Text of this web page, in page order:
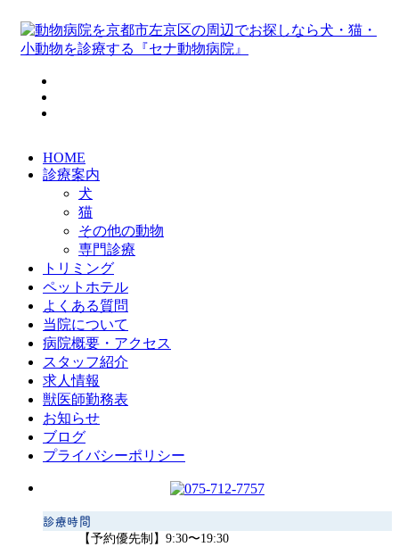
HOME
診療案内
犬
猫
その他の動物
専門診療
トリミング
ペットホテル
よくある質問
当院について
病院概要・アクセス
スタッフ紹介
求人情報
獣医師勤務表
お知らせ
ブログ
プライバシーポリシー
診療時間
【予約優先制】9:30〜19:30